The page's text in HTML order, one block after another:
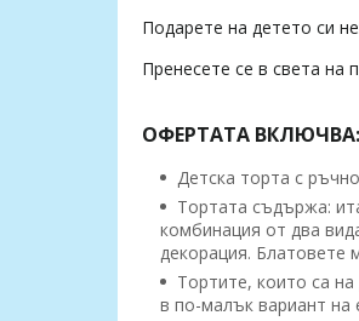
Подарете на детето си
Пренесете се в света на
ОФЕРТАТА ВКЛЮЧВА:
Детска торта с
Тортата съдържа:
комбинация от два
декорация. Блатовете
Тортите, които са
в по-малък вариант на